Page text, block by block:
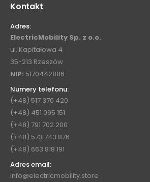
Kontakt
Adres:
ElectricMobility Sp. z o.o.
ul. Kapitałowa 4
35-213 Rzeszów
NIP: 5170442886
Numery telefonu:
(+48) 517 370 420
(+48) 451 095 151
(+48) 791 702 200
(+48) 573 743 876
(+48) 663 818 191
Adres email:
info@electricmobility.store